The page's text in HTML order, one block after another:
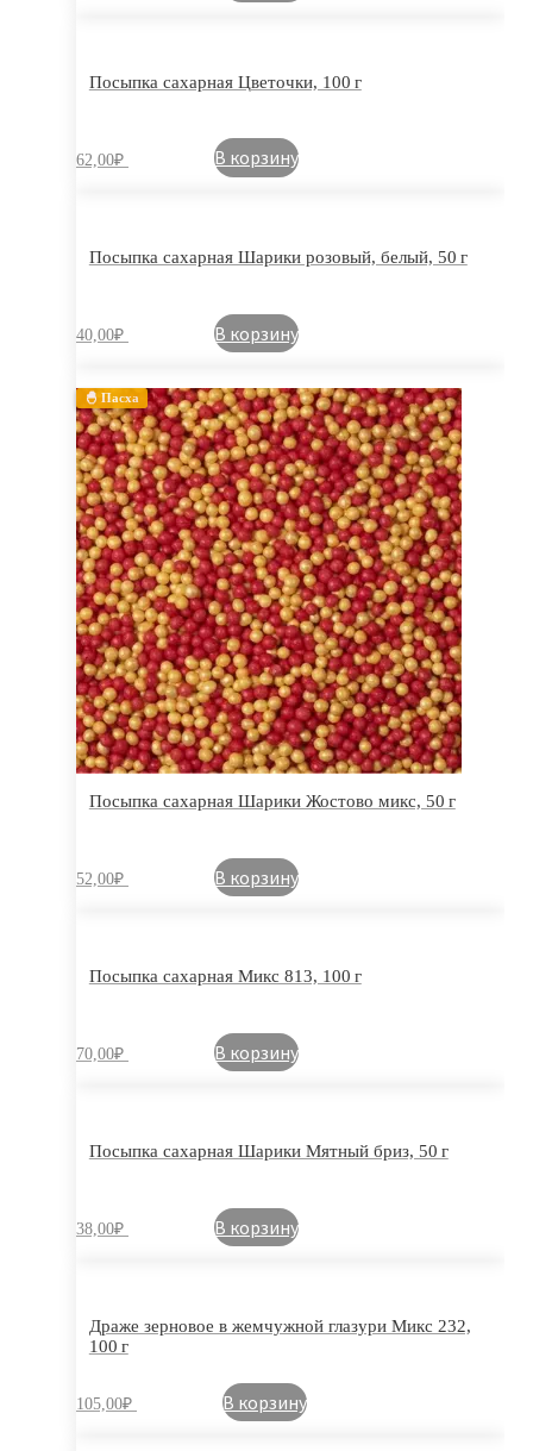
Посыпка сахарная Цветочки, 100 г
62,00₽ В корзину
Посыпка сахарная Шарики розовый, белый, 50 г
40,00₽ В корзину
🐣 Пасха
Посыпка сахарная Шарики Жостово микс, 50 г
52,00₽ В корзину
Посыпка сахарная Микс 813, 100 г
70,00₽ В корзину
Посыпка сахарная Шарики Мятный бриз, 50 г
38,00₽ В корзину
Драже зерновое в жемчужной глазури Микс 232,
100 г
105,00₽ В корзину